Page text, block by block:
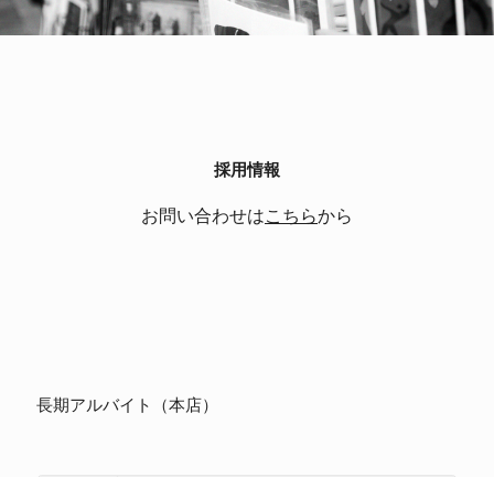
採用情報
お問い合わせはこちらから
長期アルバイト（本店）